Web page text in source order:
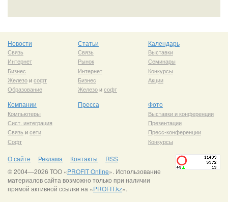
Новости
Связь
Интернет
Бизнес
Железоисофт
Образование
Статьи
Связь
Рынок
Интернет
Бизнес
Железоисофт
Календарь
Выставки
Семинары
Конкурсы
Акции
Компании
Компьютеры
Сист. интеграция
Связь исети
Софт
Пресса Фото
Выставки и конференции
Презентации
Пресс-конференции
Конкурсы
О сайте Реклама Контакты
RSS
© 2004—2026 ТОО «PROFIT Online». Использование
материалов сайта возможно только при наличии
прямой активной ссылки на «PROFIT.kz».